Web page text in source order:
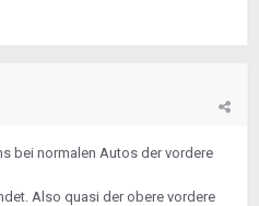
bei normalen Autos der vordere
Also quasi der obere vordere